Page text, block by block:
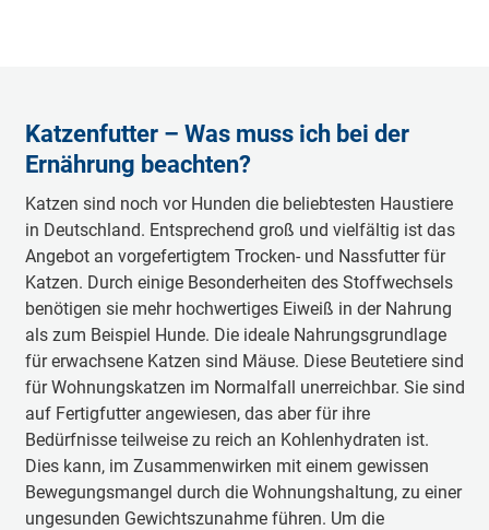
Katzenfutter – Was muss ich bei der
Ernährung beachten?
Katzen sind noch vor Hunden die beliebtesten Haustiere
in Deutschland. Entsprechend groß und vielfältig ist das
Angebot an vorgefertigtem Trocken- und Nassfutter für
Katzen. Durch einige Besonderheiten des Stoffwechsels
benötigen sie mehr hochwertiges Eiweiß in der Nahrung
als zum Beispiel Hunde. Die ideale Nahrungsgrundlage
für erwachsene Katzen sind Mäuse. Diese Beutetiere sind
für Wohnungskatzen im Normalfall unerreichbar. Sie sind
auf Fertigfutter angewiesen, das aber für ihre
Bedürfnisse teilweise zu reich an Kohlenhydraten ist.
Dies kann, im Zusammenwirken mit einem gewissen
Bewegungsmangel durch die Wohnungshaltung, zu einer
ungesunden Gewichtszunahme führen. Um die